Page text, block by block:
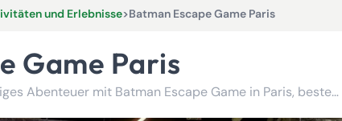
und Erlebnisse>Batman Escape Game Paris
Game Paris
Begeben Sie sich auf ein einzigartiges Abenteuer mit Batman Escape Game in Paris, bestehend aus vier spannenden Escape Games,